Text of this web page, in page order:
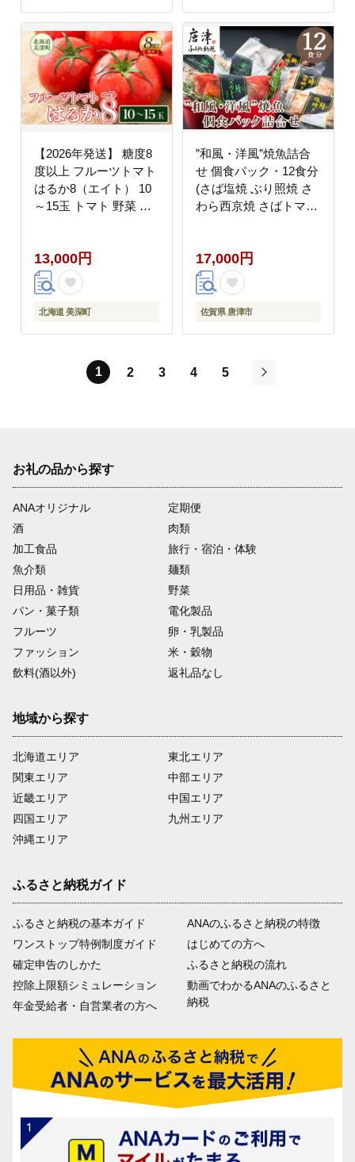
県 江津市
【2026年発送】 糖度8
度以上 フルーツトマト
はるか8（エイト） 10
～15玉 トマト 野菜 夏
産地直送 北海道 美深町
13,000円
北海道 美深町
”和風・洋風”焼魚詰合
せ 個食パック・12食分
(さば塩焼 ぶり照焼 さ
わら西京焼 さばトマト
おさかな村 国産
17,000円
佐賀県 唐津市
1 2 3 4
5
お礼の品から探す
ANAオリジナル
定期便
酒
肉類
加工食品
旅行・宿泊・体験
魚介類
麺類
日用品・雑貨
野菜
パン・菓子類
電化製品
フルーツ
卵・乳製品
ファッション
米・穀物
飲料(酒以外)
返礼品なし
地域から探す
北海道エリア
関東エリア
近畿エリア
四国エリア
沖縄エリア
東北エリア
中部エリア
中国エリア
九州エリア
ふるさと納税ガイド
ふるさと納税の基本ガイド
ワンストップ特例制度ガイド
確定申告のしかた
控除上限額シミュレーション
年金受給者・自営業者の方へ
ANAのふるさと納税の特徴
はじめての方へ
ふるさと納税の流れ
動画でわかるANAのふるさと
納税